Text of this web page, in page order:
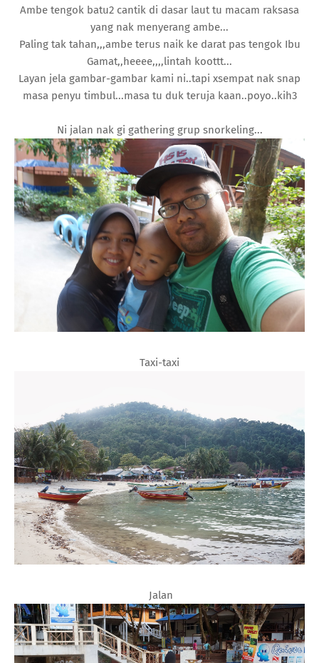
Ambe tengok batu2 cantik di dasar laut tu macam raksasa
yang nak menyerang ambe...
Paling tak tahan,,,ambe terus naik ke darat pas tengok Ibu
Gamat,,heeee,,,,lintah koottt...
Layan jela gambar-gambar kami ni..tapi xsempat nak snap
masa penyu timbul...masa tu duk teruja kaan..poyo..kih3
Ni jalan nak gi gathering grup snorkeling...
Taxi-taxi
Jalan